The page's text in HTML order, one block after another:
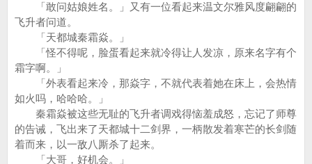
「敢问姑娘姓名。」又有一位看起来温文尔雅风度翩翩的
飞升者问道。
「天都城秦霜焱。」
「怪不得呢，脸蛋看起来就冷得让人发凉，原来名字有个
霜字啊。」
「外表看起来冷，那焱字，不就代表着她在床上，会热情
如火吗，哈哈哈。」
秦霜焱被这些无耻的飞升者调戏得恼羞成怒，忘记了师尊
的告诫，飞出来了天都城十二剑界，一柄散发着寒芒的长剑随
着而来，以一敌八厮杀了起来。
「大哥，好机会。」